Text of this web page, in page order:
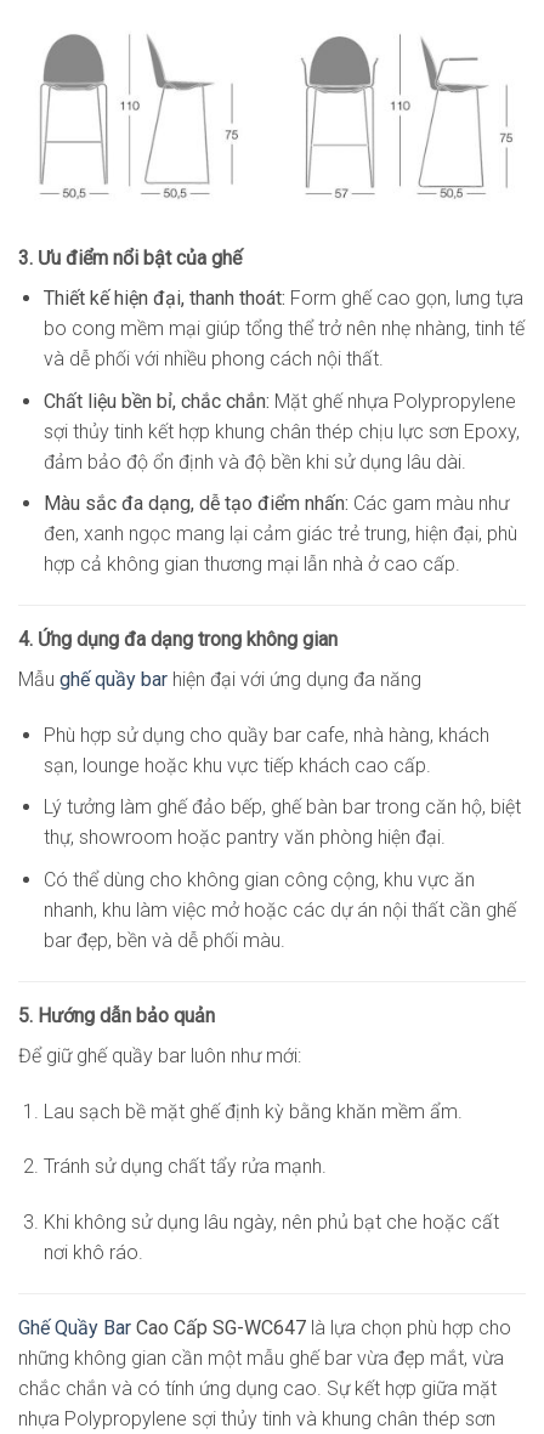
3. Ưu điểm nổi bật của ghế
Thiết kế hiện đại, thanh thoát: Form ghế cao gọn, lưng tựa
bo cong mềm mại giúp tổng thể trở nên nhẹ nhàng, tinh tế
và dễ phối với nhiều phong cách nội thất.
Chất liệu bền bỉ, chắc chắn: Mặt ghế nhựa Polypropylene
sợi thủy tinh kết hợp khung chân thép chịu lực sơn Epoxy,
đảm bảo độ ổn định và độ bền khi sử dụng lâu dài.
Màu sắc đa dạng, dễ tạo điểm nhấn: Các gam màu như
đen, xanh ngọc mang lại cảm giác trẻ trung, hiện đại, phù
hợp cả không gian thương mại lẫn nhà ở cao cấp.
4. Ứng dụng đa dạng trong không gian
Mẫu ghế quầy bar hiện đại với ứng dụng đa năng
Phù hợp sử dụng cho quầy bar cafe, nhà hàng, khách
sạn, lounge hoặc khu vực tiếp khách cao cấp.
Lý tưởng làm ghế đảo bếp, ghế bàn bar trong căn hộ, biệt
thự, showroom hoặc pantry văn phòng hiện đại.
Có thể dùng cho không gian công cộng, khu vực ăn
nhanh, khu làm việc mở hoặc các dự án nội thất cần ghế
bar đẹp, bền và dễ phối màu.
5. Hướng dẫn bảo quản
Để giữ ghế quầy bar luôn như mới:
Lau sạch bề mặt ghế định kỳ bằng khăn mềm ẩm.
Tránh sử dụng chất tẩy rửa mạnh.
Khi không sử dụng lâu ngày, nên phủ bạt che hoặc cất
nơi khô ráo.
Ghế Quầy Bar Cao Cấp SG-WC647 là lựa chọn phù hợp cho
những không gian cần một mẫu ghế bar vừa đẹp mắt, vừa
chắc chắn và có tính ứng dụng cao. Sự kết hợp giữa mặt
nhựa Polypropylene sợi thủy tinh và khung chân thép sơn